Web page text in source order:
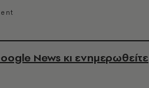
News κι ενημερωθείτε